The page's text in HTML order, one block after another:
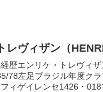
レヴィザン（
歴エンリケ・トレヴィ
78左足ブラジル年度ク
ィゲイレンセ1426・018